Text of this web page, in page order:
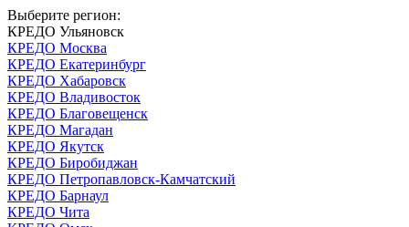
Выберите регион:
КРЕДО Ульяновск
КРЕДО Москва
КРЕДО Екатеринбург
КРЕДО Хабаровск
КРЕДО Владивосток
КРЕДО Благовещенск
КРЕДО Магадан
КРЕДО Якутск
КРЕДО Биробиджан
КРЕДО Петропавловск-Камчатский
КРЕДО Барнаул
КРЕДО Чита